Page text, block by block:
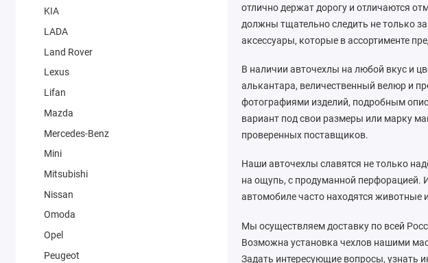
KIA
LADA
Land Rover
Lexus
Lifan
Mazda
Mercedes-Benz
Mini
Mitsubishi
Nissan
Omoda
Opel
Peugeot
отлично держат дорогу и отличаются
должны тщательно следить не только
аксессуары, которые в ассортименте
В наличии авточехлы на любой вкус и
алькантара, величественный велюр и
фотографиями изделий, подробным
вариант под свои размеры или марку
проверенных поставщиков.
Наши авточехлы славятся не только
на ощупь, с продуманной перфорацией.
автомобиле часто находятся животные
Мы осуществляем доставку по всей
Возможна установка чехлов нашими
Задать интересующие вопросы, узнать